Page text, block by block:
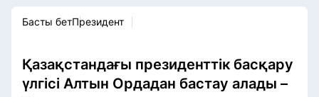
Басты бетПрезидент
Қазақстандағы президенттік басқару
үлгісі Алтын Ордадан бастау алады –